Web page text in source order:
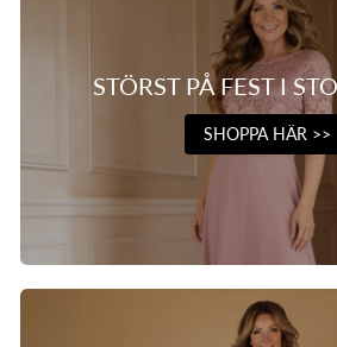
STÖRST PÅ FEST I
SHOPPA HÄR >>